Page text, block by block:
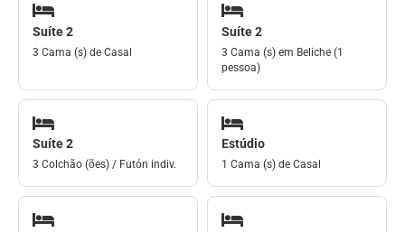
Suíte 2
3 Cama (s) de Casal
Suíte 2
3 Cama (s) em Beliche (1
pessoa)
Suíte 2
3 Colchão (ões) / Futón indiv.
Estúdio
1 Cama (s) de Casal